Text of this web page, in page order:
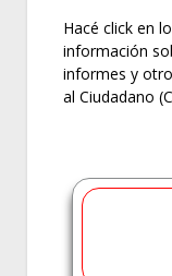
Hacé click en
información
informes y
al Ciudadano